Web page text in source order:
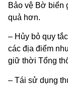
Bảo vệ Bờ biển
quả hơn.
– Hủy bỏ quy
các địa điểm
giữ thời Tổng
– Tái sử dụng